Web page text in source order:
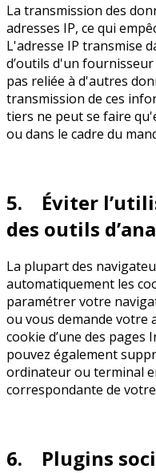
La transmission des
adresses IP, ce qui
L'adresse IP transmise
d’outils d'un
pas reliée à d'autres
transmission de ces
tiers ne peut se faire
ou dans le cadre du
5. Éviter
des outils
La plupart des
automatiquement les
paramétrer votre
ou vous demande votre
cookie d’une des pages
pouvez également
ordinateur ou terminal
correspondante de
6. Plugins